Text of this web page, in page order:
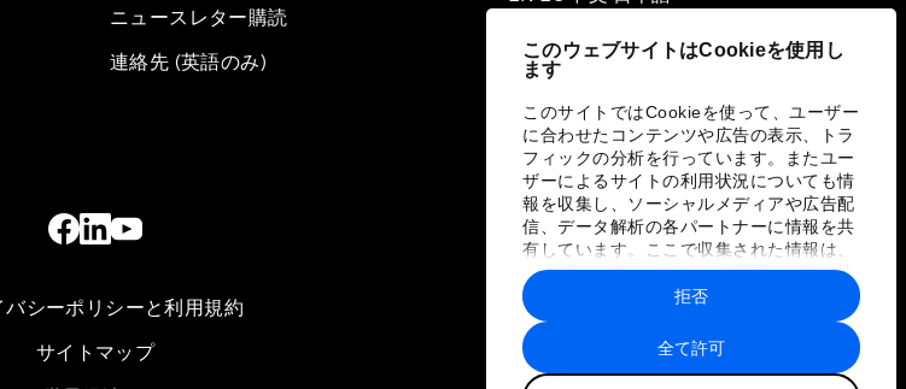
このウェブサイトはCookieを使用し
ます
このサイトではCookieを使って、ユーザー
に合わせたコンテンツや広告の表示、トラ
フィックの分析を行っています。またユー
ザーによるサイトの利用状況についても情
報を収集し、ソーシャルメディアや広告配
信、データ解析の各パートナーに情報を共
有しています。ここで収集された情報は、
ユーザーが各パートナーに提供した他の情
報や各パートナーのサービスを使用した際
に収集された情報と組み合わされ、各パー
トナーによって使用されることがありま
す。
全て許可
拒否
ニュースレター購読
連絡先 (英語のみ)
バシーポリシーと利用規約
サイトマップ